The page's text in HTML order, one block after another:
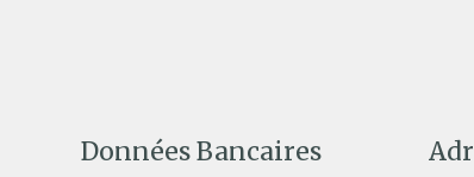
Données Bancaires